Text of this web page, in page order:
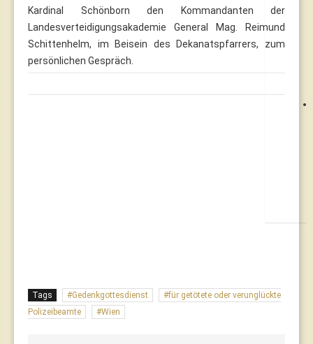
Kardinal Schönborn den Kommandanten der
Landesverteidigungsakademie General Mag. Reimund
Schittenhelm, im Beisein des Dekanatspfarrers, zum
persönlichen Gespräch.
Tags Gedenkgottesdienst
für getötete oder verunglückte
Polizeibeamte
Wien